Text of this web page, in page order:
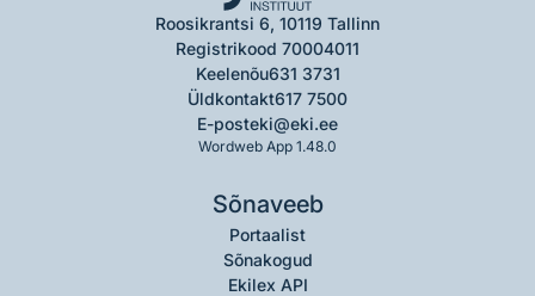
Roosikrantsi 6, 10119 Tallinn
Registrikood 70004011
Keelenõu631 3731
Üldkontakt617 7500
E-posteki@eki.ee
Wordweb App 1.48.0
Sõnaveeb
Portaalist
Sõnakogud
Ekilex API